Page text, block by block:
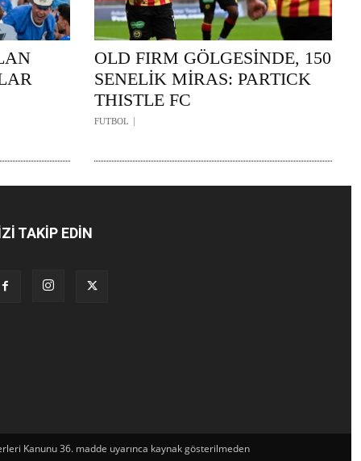
OLD FIRM GÖLGESİNDE, 150
SENELİK MİRAS: PARTICK
THISTLE FC
FUTBOL
TAKİP EDİN
Kanunu 36. madde uyarınca kaynak gösterilmeden